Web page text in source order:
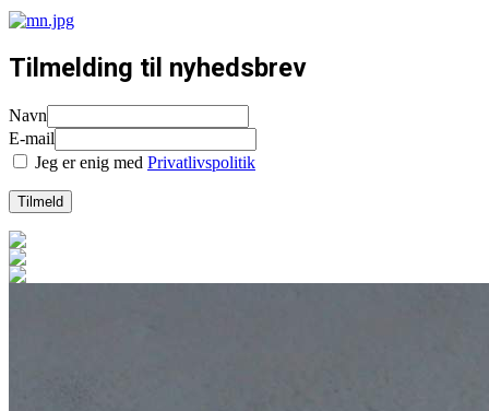
Tilmelding til nyhedsbrev
Navn
E-mail
Jeg er enig med Privatlivspolitik